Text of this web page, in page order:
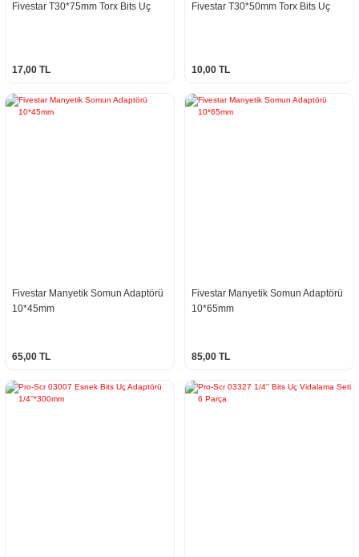
Fivestar T30*75mm Torx Bits Uç
17,00 TL
Fivestar T30*50mm Torx Bits Uç
10,00 TL
Fivestar Manyetik Somun Adaptörü
10*45mm
65,00 TL
Fivestar Manyetik Somun Adaptörü
10*65mm
85,00 TL